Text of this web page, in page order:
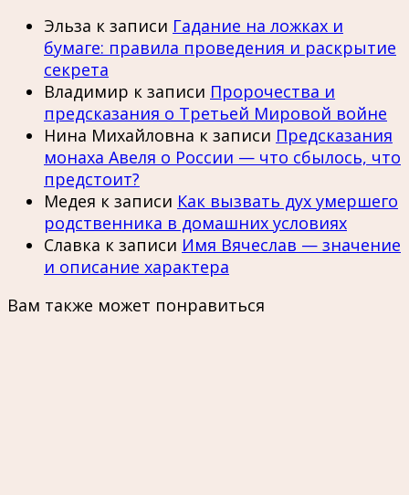
Эльза к записи Гадание на ложках и
бумаге: правила проведения и раскрытие
секрета
Владимир к записи Пророчества и
предсказания о Третьей Мировой войне
Нина Михайловна к записи Предсказания
монаха Авеля о России — что сбылось, что
предстоит?
Медея к записи Как вызвать дух умершего
родственника в домашних условиях
Славка к записи Имя Вячеслав — значение
и описание характера
Вам также может понравиться